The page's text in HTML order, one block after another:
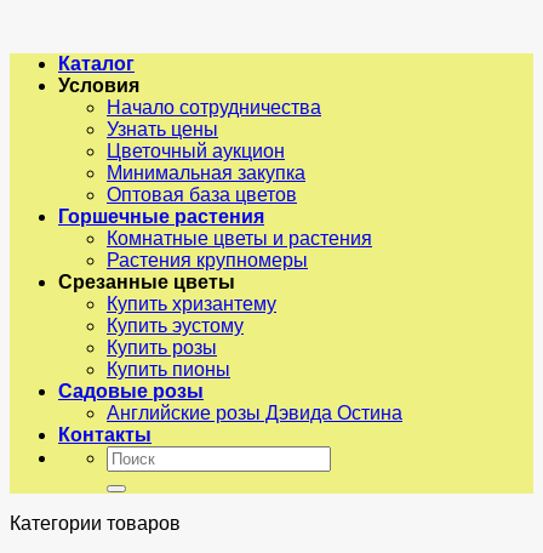
Каталог
Условия
Начало сотрудничества
Узнать цены
Цветочный аукцион
Минимальная закупка
Оптовая база цветов
Горшечные растения
Комнатные цветы и растения
Растения крупномеры
Срезанные цветы
Купить хризантему
Купить эустому
Купить розы
Купить пионы
Садовые розы
Английские розы Дэвида Остина
Контакты
Искать:
Категории товаров